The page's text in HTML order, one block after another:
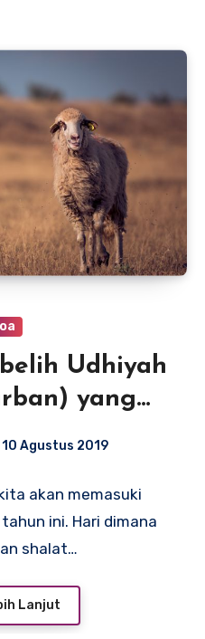
Udhiyah
yang
10 Agustus 2019
akan memasuki
ini. Hari dimana
shalat…
Lanjut